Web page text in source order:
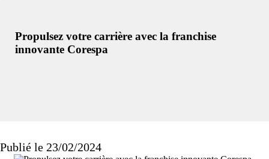
Propulsez votre carrière avec la franchise
innovante Corespa
Publié le 23/02/2024